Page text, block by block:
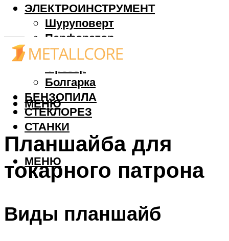
ЭЛЕКТРОИНСТРУМЕНТ
Шуруповерт
Перфоратор
Дрель
Фрезер
Болгарка
БЕНЗОПИЛА
СТЕКЛОРЕЗ
СТАНКИ
МЕНЮ
МЕНЮ
Планшайба для
токарного патрона
Виды планшайб